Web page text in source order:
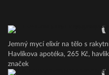
Jemný mycí elixír na tělo s
Havlíkova apotéka, 265 Kč,
značek